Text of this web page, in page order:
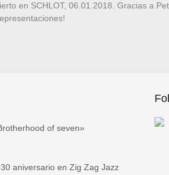
en SCHLOT, 06.01.2018. Gracias a
representaciones!
of seven»
aniversario en Zig Zag Jazz